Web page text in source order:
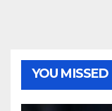
YOU MISSED